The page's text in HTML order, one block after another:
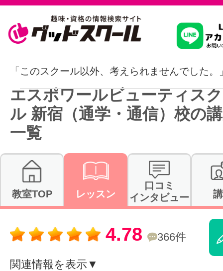
習いたいこ
スクールを
駅・路線か
通信講座を
体験レッス
「このスクール以外、考えられませんでした
エスポワールビューティス
ル 新宿（通学・通信）校の
一覧
教室TOP レッスン
口コミ
インタビュー
4.78 366件
関連情報を表示▼